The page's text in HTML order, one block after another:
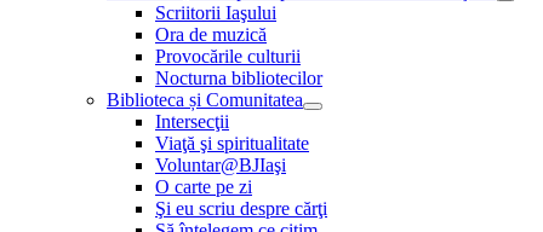
Scriitorii Iaşului
Ora de muzică
Provocările culturii
Nocturna bibliotecilor
Biblioteca și Comunitatea
Intersecţii
Viaţă şi spiritualitate
Voluntar@BJIaşi
O carte pe zi
Şi eu scriu despre cărţi